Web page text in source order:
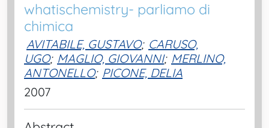
whatischemistry- parliamo di
chimica
AVITABILE, GUSTAVO; CARUSO,
UGO; MAGLIO, GIOVANNI; MERLINO,
ANTONELLO; PICONE, DELIA
2007